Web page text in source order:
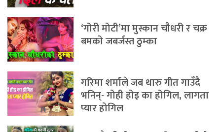
‘गोरी मोटी’मा मुस्कान चौधरी र चक्र
बमको जबर्जस्त ठुम्का
गरिमा शर्माले जब थारु गीत गाउँदै
भनिन्- गोही होइ का होगिल, लागता
प्यार होगिल